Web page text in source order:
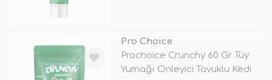
Pro Choice
Prochoice Crunchy 60 Gr Tüy
Yumağı Önleyici Tavuklu Kedi